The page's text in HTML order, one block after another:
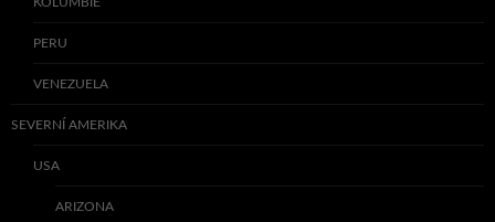
PERU
VENEZUELA
SEVERNÍ AMERIKA
USA
ARIZONA